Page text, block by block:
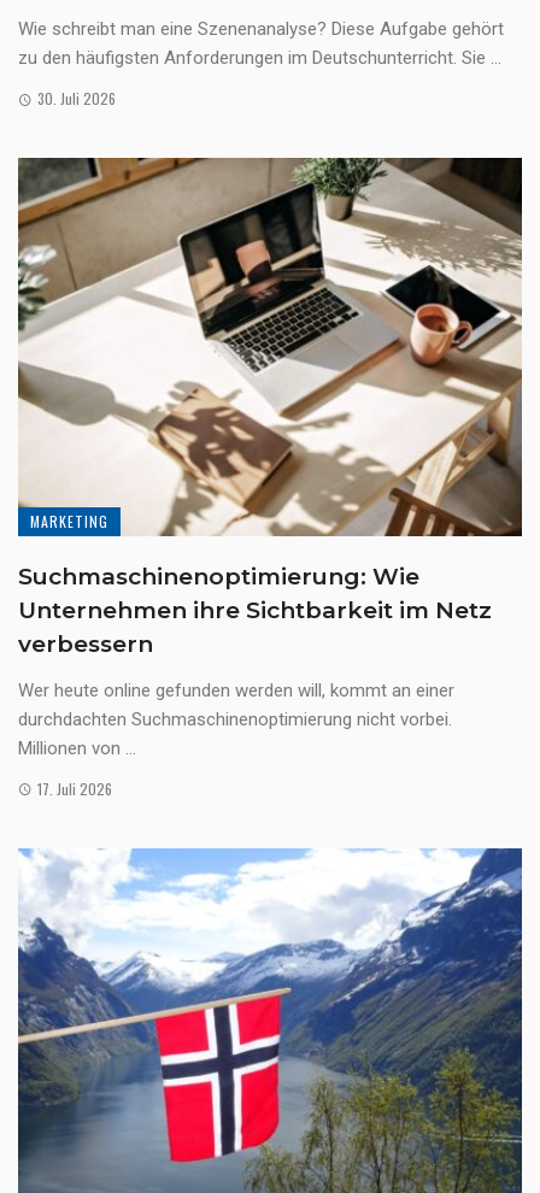
Wie schreibt man eine Szenenanalyse? Diese Aufgabe gehört
zu den häufigsten Anforderungen im Deutschunterricht. Sie ...
30. Juli 2026
MARKETING
Suchmaschinenoptimierung: Wie
Unternehmen ihre Sichtbarkeit im Netz
verbessern
Wer heute online gefunden werden will, kommt an einer
durchdachten Suchmaschinenoptimierung nicht vorbei.
Millionen von ...
17. Juli 2026